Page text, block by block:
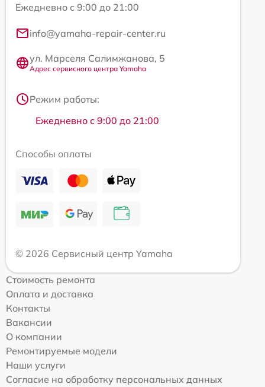
Ежедневно с 9:00 до 21:00
info@yamaha-repair-center.ru
ул. Марселя Салимжанова, 5
Адрес сервисного центра Yamaha
Режим работы:
Ежедневно с 9:00 до 21:00
Способы оплаты
© 2026 Сервисный центр Yamaha
Стоимость ремонта
Оплата и доставка
Контакты
Вакансии
О компании
Ремонтируемые модели
Наши услуги
Согласие на обработку персональных данных